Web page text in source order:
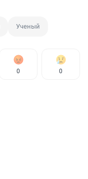
Ученый
0 0